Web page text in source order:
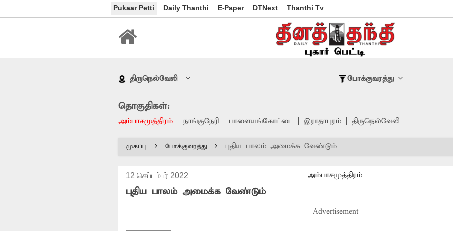
Pukaar Petti Daily Thanthi E-Paper DTNext Thanthi Tv
திருநெல்வேலி போக்குவரத்து
தொகுதிகள்:
அம்பாசமுத்திரம் நாங்குநேரி பாளையங்கோட்டை இராதாபுரம் திருநெல்வேலி
முகப்பு போக்குவரத்து புதிய பாலம் அமைக்க வேண்டும்
12 செப்டம்பர் 2022 அம்பாசமுத்திரம்
புதிய பாலம் அமைக்க வேண்டும்
Advertisement